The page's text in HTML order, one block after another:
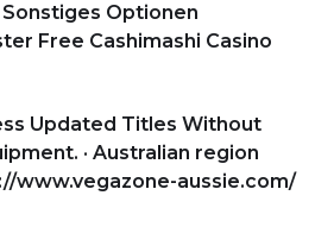
Optionen
Free Cashimashi Casino
Updated Titles Without
· Australian region
www.vegazone-aussie.com/